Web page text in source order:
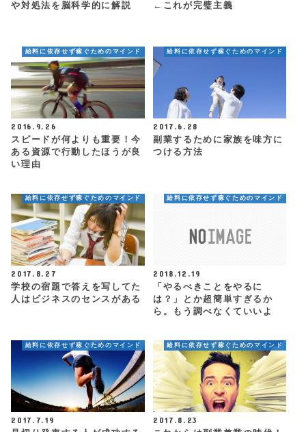
や対処法を脳科学的に解説
←これが完璧主義
給料に依存せず稼ぐためのマインド
2016.9.26
スピードが何よりも重要！今
ある資源で行動したほうが良
い理由
給料に依存せず稼ぐためのマインド
2017.6.28
副業するために家族を味方に
つける方法
給料に依存せず稼ぐためのマインド
2017.8.27
学校の宿題で答えを写してた
人はビジネスのセンスがある
給料に依存せず稼ぐためのマインド
2018.12.19
「やるべきことをやるに
は？」とか超簡単すぎるか
ら。もう調べなくていいよ
給料に依存せず稼ぐためのマインド
2017.7.19
給料に依存せず稼ぐためのマインド
2017.8.23